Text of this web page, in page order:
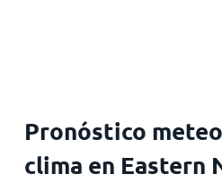
Pronóstico
clima en Eastern